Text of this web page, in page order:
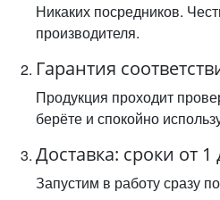
Никаких посредников.
производителя.
Гарантия
Продукция проходит
берёте и спокойно
Доставка: сроки от 1
Запустим в работу сразу